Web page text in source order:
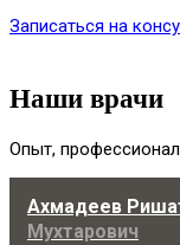
Записаться на
Наши врачи
Опыт,
Ахмадеев
Мухтарович